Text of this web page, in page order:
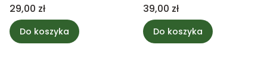
Cena
29,00 zł
Do koszyka
Cena
39,00 zł
Do koszyka